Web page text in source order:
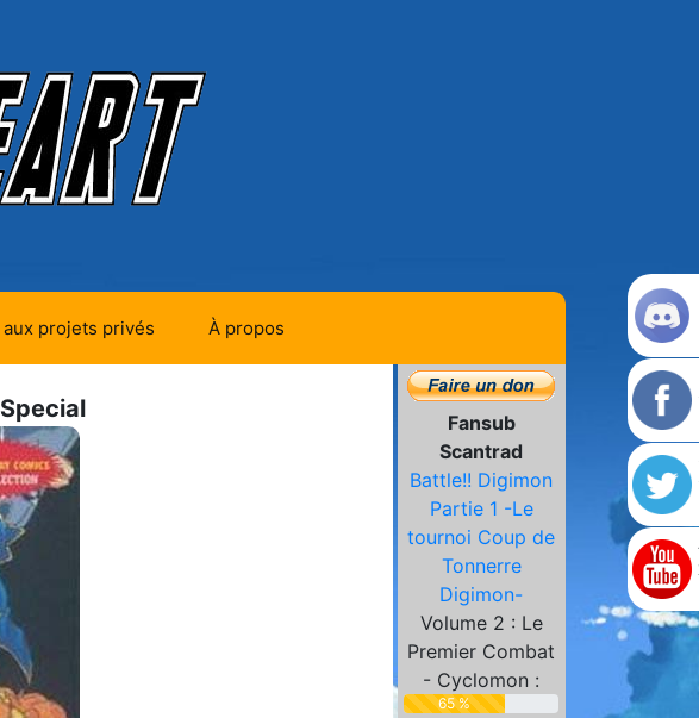
projets privés À propos
Fansub
Scantrad
Battle!! Digimon
Partie 1 -Le
tournoi Coup de
Tonnerre
Digimon-
Volume 2 : Le
Premier Combat
- Cyclomon :
65 %